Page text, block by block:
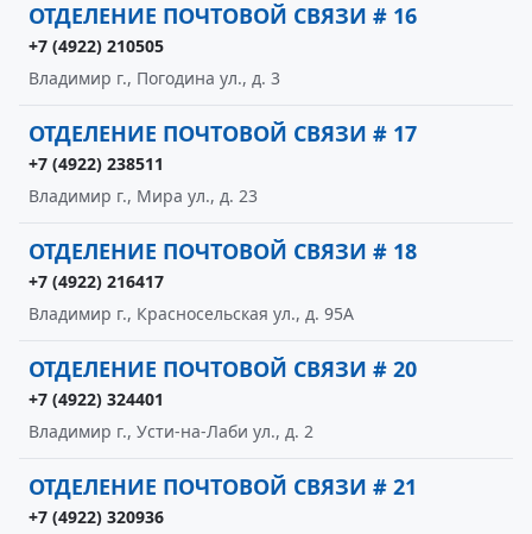
ОТДЕЛЕНИЕ ПОЧТОВОЙ СВЯЗИ # 16
+7 (4922) 210505
Владимир г., Погодина ул., д. 3
ОТДЕЛЕНИЕ ПОЧТОВОЙ СВЯЗИ # 17
+7 (4922) 238511
Владимир г., Мира ул., д. 23
ОТДЕЛЕНИЕ ПОЧТОВОЙ СВЯЗИ # 18
+7 (4922) 216417
Владимир г., Красносельская ул., д. 95А
ОТДЕЛЕНИЕ ПОЧТОВОЙ СВЯЗИ # 20
+7 (4922) 324401
Владимир г., Усти-на-Лаби ул., д. 2
ОТДЕЛЕНИЕ ПОЧТОВОЙ СВЯЗИ # 21
+7 (4922) 320936